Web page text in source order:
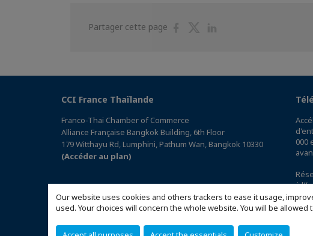
Our website uses cookies and others trackers to ease it usage,
used. Your choices will concern the whole website. You will be
Partager cette page
PartagerPartager
CCI France Thaïlande
Franco-Thai Chamber of Commerce
Alliance Française Bangkok Building, 6th Floor
179 Witthayu Rd, Lumphini, Pathum Wan, Bangkok 10330
(Accéder au plan)
000
à